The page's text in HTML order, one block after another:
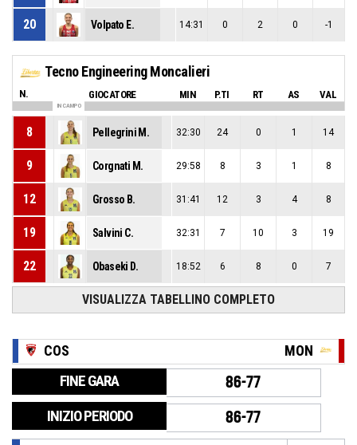
20 Volpato E. 14:31 0 2 0 -1
Tecno Engineering Moncalieri
N. GIOCATORE MIN P.TI RT AS VAL
IN CAMPO
8 Pellegrini M. 32:30 24 0 1 14
9 Corgnati M. 29:58 8 3 1 8
12 Grosso B. 31:41 12 3 4 8
19 Salvini C. 32:31 7 10 3 19
22 Obaseki D. 18:52 6 8 0 7
VISUALIZZA TABELLINO COMPLETO
COS MON
FINE GARA 86-77
INIZIO PERIODO 86-77